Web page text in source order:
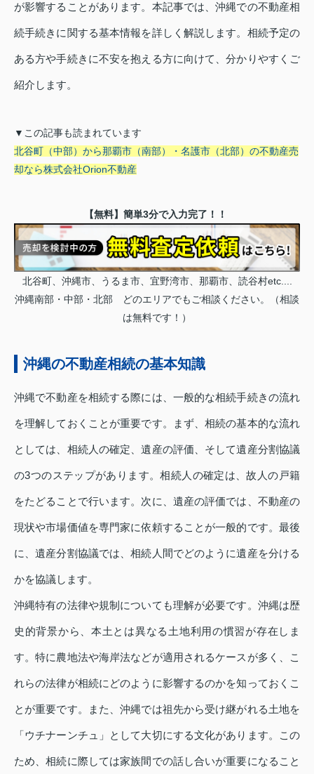
が影響することがあります。本記事では、沖縄での不動産相
続手続きに関する基本情報を詳しく解説します。相続予定の
ある方や手続きに不安を抱える方に向けて、分かりやすくご
紹介します。
▼この記事も読まれています
北谷町（中部）から那覇市（南部）・名護市（北部）の不動産売
却なら株式会社Orion不動産
【無料】簡単3分で入力完了！！
北谷町、沖縄市、うるま市、宜野湾市、那覇市、読谷村etc....
沖縄南部・中部・北部 どのエリアでもご相談ください。（相談
は無料です！）
沖縄の不動産相続の基本知識
沖縄で不動産を相続する際には、一般的な相続手続きの流れ
を理解しておくことが重要です。まず、相続の基本的な流れ
としては、相続人の確定、遺産の評価、そして遺産分割協議
の3つのステップがあります。相続人の確定は、故人の戸籍
をたどることで行います。次に、遺産の評価では、不動産の
現状や市場価値を専門家に依頼することが一般的です。最後
に、遺産分割協議では、相続人間でどのように遺産を分ける
かを協議します。
沖縄特有の法律や規制についても理解が必要です。沖縄は歴
史的背景から、本土とは異なる土地利用の慣習が存在しま
す。特に農地法や海岸法などが適用されるケースが多く、こ
れらの法律が相続にどのように影響するのかを知っておくこ
とが重要です。また、沖縄では祖先から受け継がれる土地を
「ウチナーンチュ」として大切にする文化があります。この
ため、相続に際しては家族間での話し合いが重要になること